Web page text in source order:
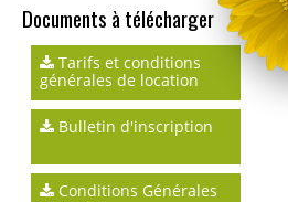
Documents à télécharger
Tarifs et conditions
générales de location
Bulletin d'inscription
Conditions Générales